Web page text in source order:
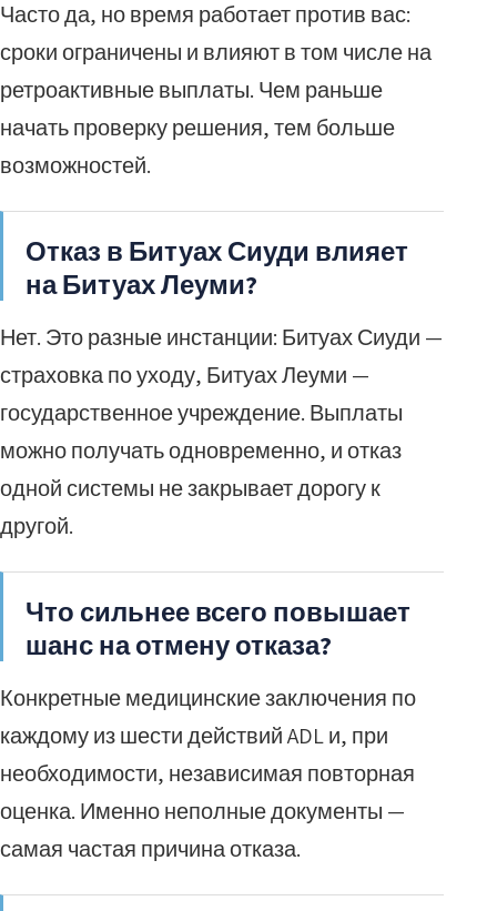
Часто да, но время работает против вас:
сроки ограничены и влияют в том числе на
ретроактивные выплаты. Чем раньше
начать проверку решения, тем больше
возможностей.
Отказ в Битуах Сиуди влияет
на Битуах Леуми?
Нет. Это разные инстанции: Битуах Сиуди —
страховка по уходу, Битуах Леуми —
государственное учреждение. Выплаты
можно получать одновременно, и отказ
одной системы не закрывает дорогу к
другой.
Что сильнее всего повышает
шанс на отмену отказа?
Конкретные медицинские заключения по
каждому из шести действий ADL и, при
необходимости, независимая повторная
оценка. Именно неполные документы —
самая частая причина отказа.